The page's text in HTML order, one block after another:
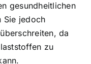
gesundheitlichen
Sie jedoch
da
zu